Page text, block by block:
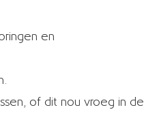
en
of dit nou vroeg in de